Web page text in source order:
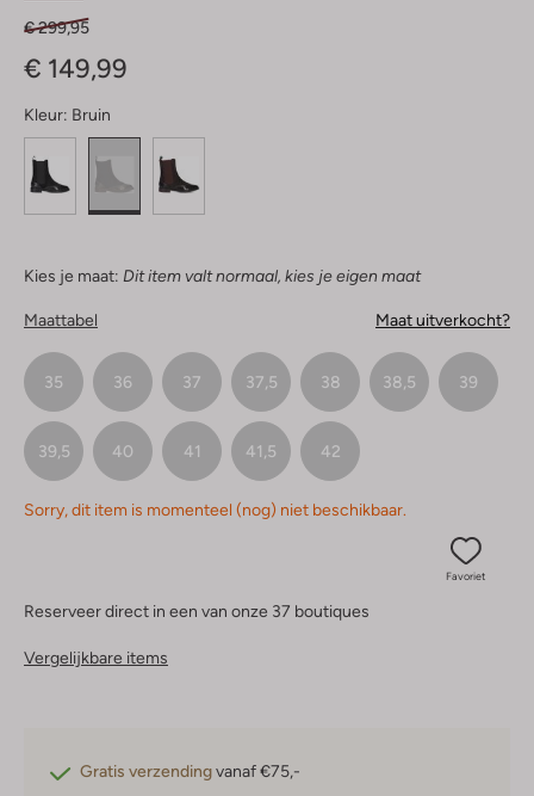
€ 299,95
€ 149,99
Kleur: Bruin
Kies je maat: Dit item valt normaal, kies je eigen maat
Maattabel Maat uitverkocht?
35 36 37 37,5 38 38,5 39
39,5 40 41 41,5 42
Sorry, dit item is momenteel (nog) niet beschikbaar.
Favoriet
Reserveer direct in een van onze 37 boutiques
Vergelijkbare items
Gratis verzendingvanaf €75,-